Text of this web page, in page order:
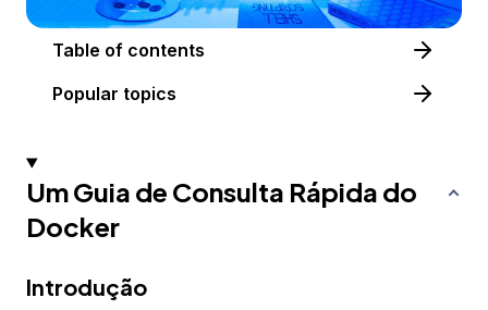
Table of contents
Popular topics
Um Guia de Consulta Rápida do
Docker
Introdução